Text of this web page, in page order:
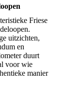
Friese
uitzichten,
en
duurt
voor wie
manier